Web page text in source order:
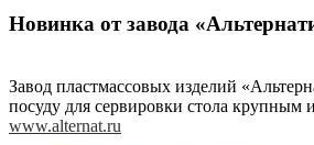
Новинка от завода
Завод пластмассовых изделий
посуду для сервировки стола крупным
www.alternat.ru